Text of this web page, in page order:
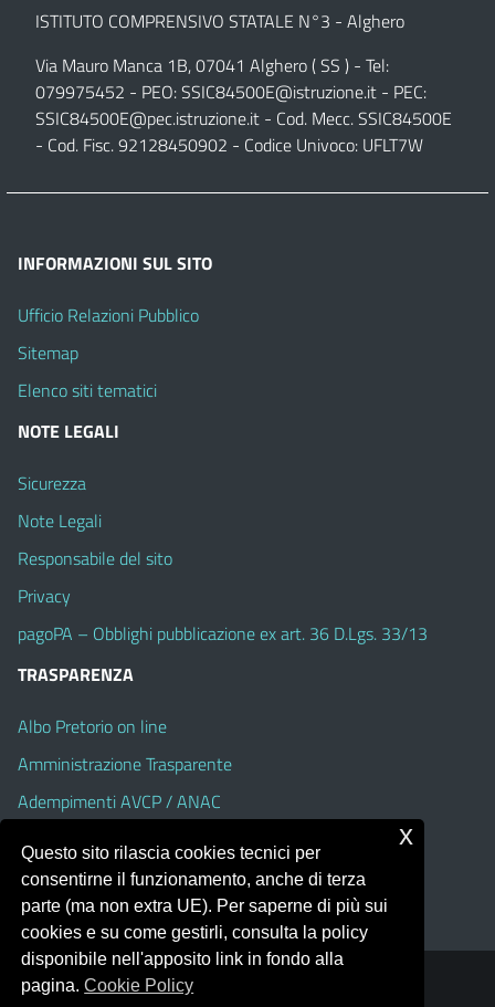
ISTITUTO COMPRENSIVO STATALE N°3 - Alghero
Via Mauro Manca 1B, 07041 Alghero ( SS ) - Tel:
079975452 - PEO:SSIC84500E@istruzione.it - PEC:
SSIC84500E@pec.istruzione.it - Cod. Mecc. SSIC84500E
- Cod. Fisc. 92128450902 - Codice Univoco: UFLT7W
INFORMAZIONI SUL SITO
Ufficio Relazioni Pubblico
Sitemap
Elenco siti tematici
NOTE LEGALI
Sicurezza
Note Legali
Responsabile del sito
Privacy
pagoPA – Obblighi pubblicazione ex art. 36 D.Lgs. 33/13
TRASPARENZA
Albo Pretorio on line
Amministrazione Trasparente
Adempimenti AVCP / ANAC
Accesso Civico
Dichiarazione di accessibilità
Portale realizzato con la piattaforma
Questo sito rilascia cookies tecnici per
consentirne il funzionamento, anche di terza
parte (ma non extra UE). Per saperne di più sui
cookies e su come gestirli, consulta la policy
disponibile nell'apposito link in fondo alla
pagina.Cookie Policy
x